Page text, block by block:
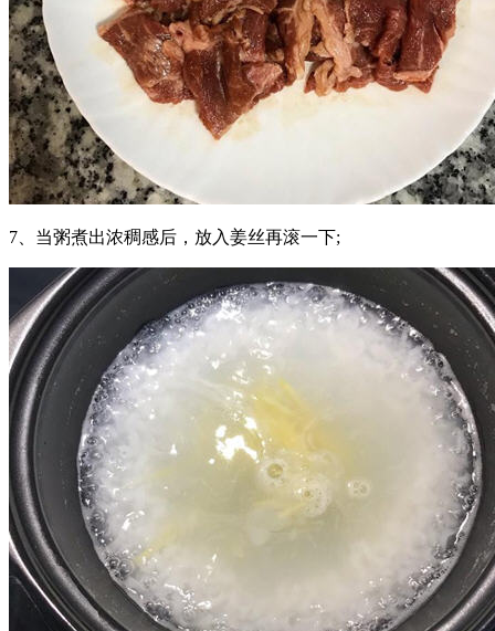
7、当粥煮出浓稠感后，放入姜丝再滚一下;